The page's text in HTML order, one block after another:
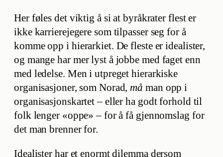
Her føles det viktig å si at byråkrater flest er
ikke karrierejegere som tilpasser seg for å
komme opp i hierarkiet. De fleste er idealister,
og mange har mer lyst å jobbe med faget enn
med ledelse. Men i utpreget hierarkiske
organisasjoner, som Norad, må man opp i
organisasjonskartet – eller ha godt forhold til
folk lenger «oppe» – for å få gjennomslag for
det man brenner for.
Idealister har et enormt dilemma dersom